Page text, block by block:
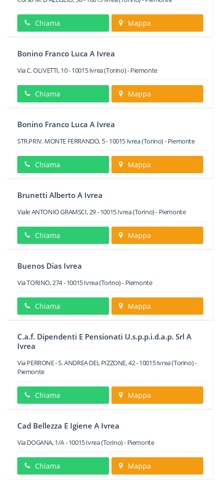
Chiama Mappa
Bonino Franco Luca A Ivrea
Via C. OLIVETTI, 10-10015 Ivrea(Torino) -Piemonte
Chiama Mappa
Bonino Franco Luca A Ivrea
STR.PRIV. MONTE FERRANDO, 5-10015 Ivrea(Torino) -Piemonte
Chiama Mappa
Brunetti Alberto A Ivrea
Viale ANTONIO GRAMSCI, 29-10015Ivrea(Torino) - Piemonte
Chiama Mappa
Buenos Dias Ivrea
Via TORINO, 274-10015Ivrea(Torino) - Piemonte
Chiama Mappa
C.a.f. Dipendenti E Pensionati U.s.p.p.i.d.a.p. Srl A
Ivrea
Via PERRONE - S. ANDREA DEL PIZZONE, 42-10015 Ivrea(Torino) -
Piemonte
Chiama Mappa
Cad Bellezza E Igiene A Ivrea
Via DOGANA, 1/A-10015Ivrea(Torino) - Piemonte
Chiama Mappa